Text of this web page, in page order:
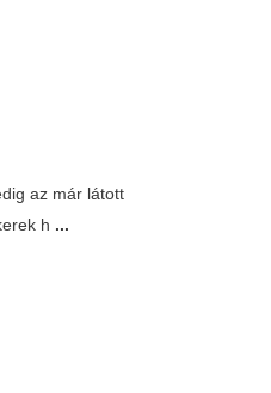
az már látott
h ...